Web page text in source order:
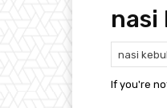
nasi
If you're